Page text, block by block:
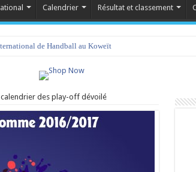
Calendrier Résultat et classement
de Handball au Koweït
calendrier des play-off dévoilé